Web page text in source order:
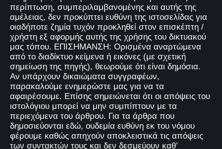
περίπτωση, συμπεριλαμβανομένης και αυτής της
αμέλειας, δεν προκύπτει ευθύνη της ιστοσελίδας για
οιαδήποτε ζημία τυχόν προκληθεί στον επισκέπτη /
χρήστη εξ αφορμής αυτής της χρήσης του δικτυακού
μας τόπου. ΕΠΙΣΗΜΑΝΣΗ: Ορισμένα αναρτώμενα
από το διαδίκτυο κείμενα ή εικόνες (με σχετική
σημείωση της πηγής), θεωρούμε ότι είναι δημόσια.
Αν υπάρχουν δικαιώματα συγγραφέων,
παρακαλούμε ενημερώστε μας για να τα
αφαιρέσουμε. Επίσης σημειώνεται ότι οι απόψεις του
ιστολόγιου μπορεί να μην συμπίπτουν με τα
περιεχόμενα του άρθρου. Για τα άρθρα που
δημοσιεύονται εδώ, ουδεμία ευθύνη εκ του νόμου
φέρουμε καθώς απηχούν αποκλειστικά τις απόψεις
των συντακτών τους και δεν δεσμεύουν καθ’